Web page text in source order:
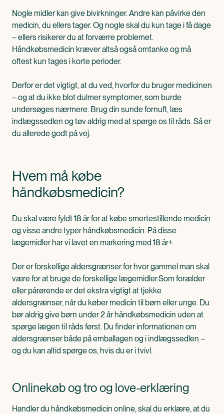
Nogle midler kan give bivirkninger. Andre kan påvirke den
medicin, du ellers tager. Og nogle skal du kun tage i få dage
– ellers risikerer du at forværre problemet.
Håndkøbsmedicin kræver altså også omtanke og må
oftest kun tages i korte perioder.
Derfor er det vigtigt, at du ved, hvorfor du bruger medicinen
– og at du ikke blot dulmer symptomer, som burde
undersøges nærmere. Brug din sunde fornuft, læs
indlægssedlen og tøv aldrig med at spørge os til råds. Så er
du allerede godt på vej.
Hvem må købe
håndkøbsmedicin?
Du skal være fyldt 18 år for at købe smertestillende medicin
og visse andre typer håndkøbsmedicin. På disse
lægemidler har vi lavet en markering med 18 år+.
Der er forskellige aldersgrænser for hvor gammel man skal
være for at bruge de forskellige lægemidler.Som forælder
eller pårørende er det ekstra vigtigt at tjekke
aldersgrænser, når du køber medicin til børn eller unge. Du
bør aldrig give børn under 2 år håndkøbsmedicin uden at
spørge lægen til råds først. Du finder informationen om
aldersgrænser både på emballagen og i indlægssedlen –
og du kan altid spørge os, hvis du er i tvivl.
Onlinekøb og tro og love-erklæring
Handler du håndkøbsmedicin online, skal du erklære, at du